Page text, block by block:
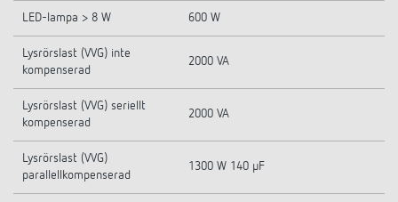
LED-lampa > 8 W 600 W
Lysrörslast (VVG) inte
kompenserad
2000 VA
Lysrörslast (VVG) seriellt
kompenserad
2000 VA
Lysrörslast (VVG)
parallellkompenserad
1300 W 140 µF